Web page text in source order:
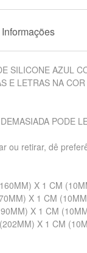
SILICONE AZUL
E LETRAS NA
PODE
ou retirar, dê
X 1 CM
X 1 CM
X 1 CM
X 1 CM